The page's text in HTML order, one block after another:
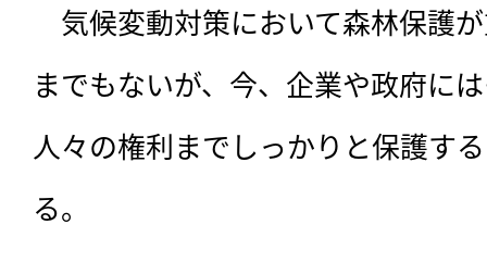
気候変動対策において森林保護
までもないが、今、企業や政府に
人々の権利までしっかりと保護す
る。